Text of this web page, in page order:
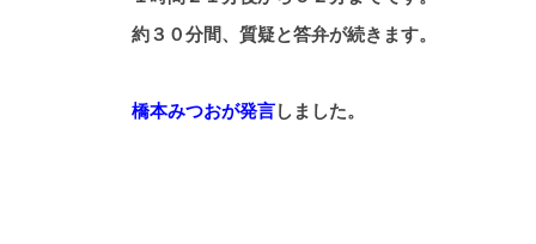
約３０分間、質疑と答弁が続きます。
橋本みつおが発言しました。